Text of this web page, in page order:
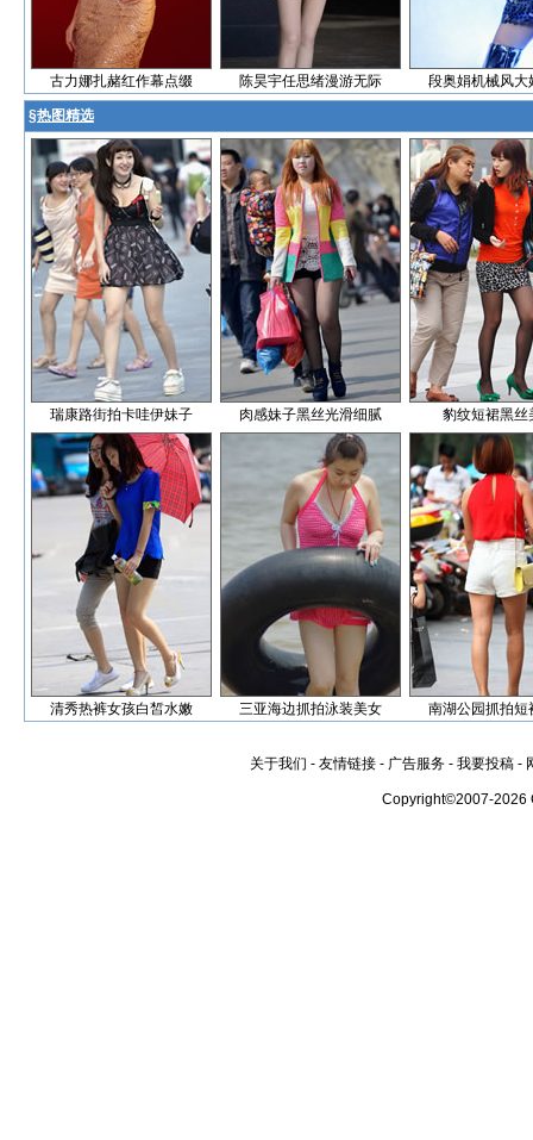
古力娜扎赭红作幕点缀 陈昊宇任思绪漫游无际 段奥娟机械风大
§热图精选
瑞康路街拍卡哇伊妹子 肉感妹子黑丝光滑细腻 豹纹短裙黑丝
清秀热裤女孩白皙水嫩 三亚海边抓拍泳装美女 南湖公园抓拍短
关于我们 - 友情链接 - 广告服务 - 我要投稿 -
Copyright©2007-2026